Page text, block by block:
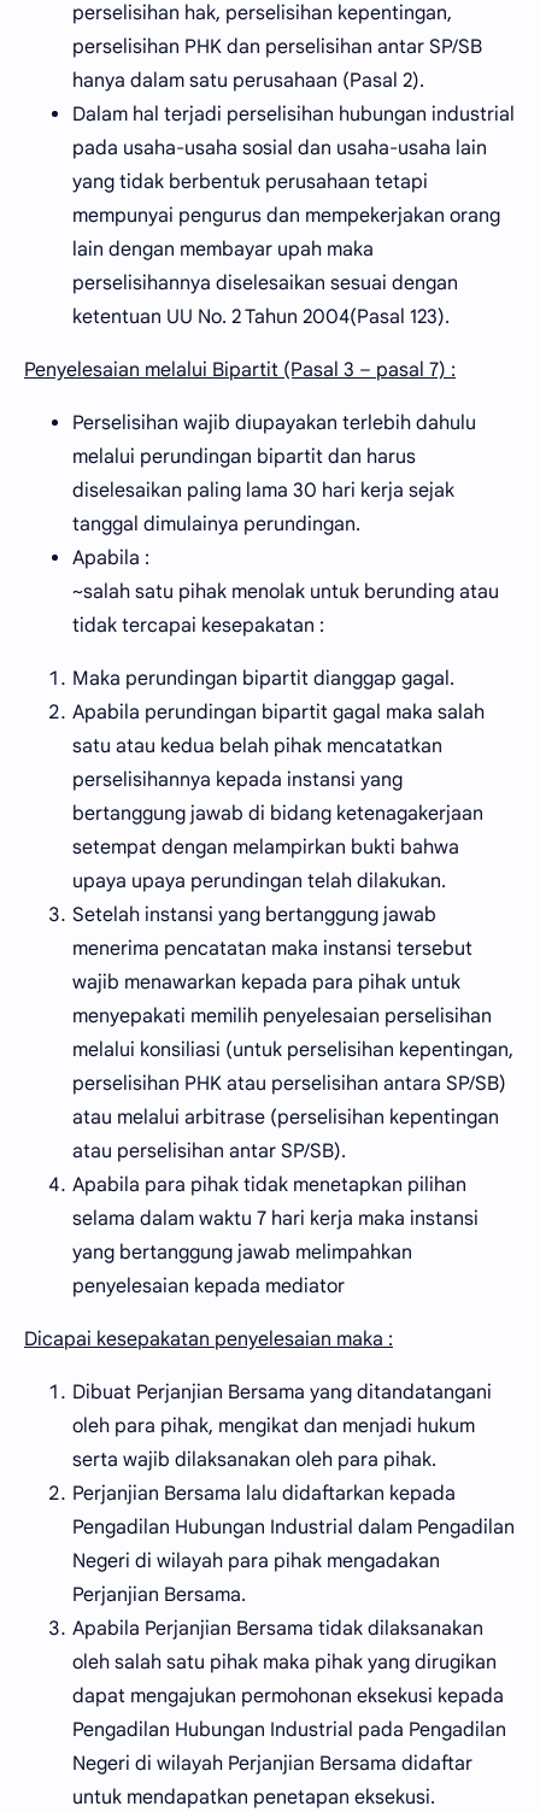
perselisihan hak, perselisihan kepentingan,
perselisihan PHK dan perselisihan antar SP/SB
hanya dalam satu perusahaan (Pasal 2).
Dalam hal terjadi perselisihan hubungan industrial
pada usaha-usaha sosial dan usaha-usaha lain
yang tidak berbentuk perusahaan tetapi
mempunyai pengurus dan mempekerjakan orang
lain dengan membayar upah maka
perselisihannya diselesaikan sesuai dengan
ketentuan UU No. 2 Tahun 2004(Pasal 123).
Penyelesaian melalui Bipartit (Pasal 3 – pasal 7) :
Perselisihan wajib diupayakan terlebih dahulu
melalui perundingan bipartit dan harus
diselesaikan paling lama 30 hari kerja sejak
tanggal dimulainya perundingan.
Apabila :
~salah satu pihak menolak untuk berunding atau
tidak tercapai kesepakatan :
Maka perundingan bipartit dianggap gagal.
Apabila perundingan bipartit gagal maka salah
satu atau kedua belah pihak mencatatkan
perselisihannya kepada instansi yang
bertanggung jawab di bidang ketenagakerjaan
setempat dengan melampirkan bukti bahwa
upaya upaya perundingan telah dilakukan.
Setelah instansi yang bertanggung jawab
menerima pencatatan maka instansi tersebut
wajib menawarkan kepada para pihak untuk
menyepakati memilih penyelesaian perselisihan
melalui konsiliasi (untuk perselisihan kepentingan,
perselisihan PHK atau perselisihan antara SP/SB)
atau melalui arbitrase (perselisihan kepentingan
atau perselisihan antar SP/SB).
Apabila para pihak tidak menetapkan pilihan
selama dalam waktu 7 hari kerja maka instansi
yang bertanggung jawab melimpahkan
penyelesaian kepada mediator
Dicapai kesepakatan penyelesaian maka :
Dibuat Perjanjian Bersama yang ditandatangani
oleh para pihak, mengikat dan menjadi hukum
serta wajib dilaksanakan oleh para pihak.
Perjanjian Bersama lalu didaftarkan kepada
Pengadilan Hubungan Industrial dalam Pengadilan
Negeri di wilayah para pihak mengadakan
Perjanjian Bersama.
Apabila Perjanjian Bersama tidak dilaksanakan
oleh salah satu pihak maka pihak yang dirugikan
dapat mengajukan permohonan eksekusi kepada
Pengadilan Hubungan Industrial pada Pengadilan
Negeri di wilayah Perjanjian Bersama didaftar
untuk mendapatkan penetapan eksekusi.